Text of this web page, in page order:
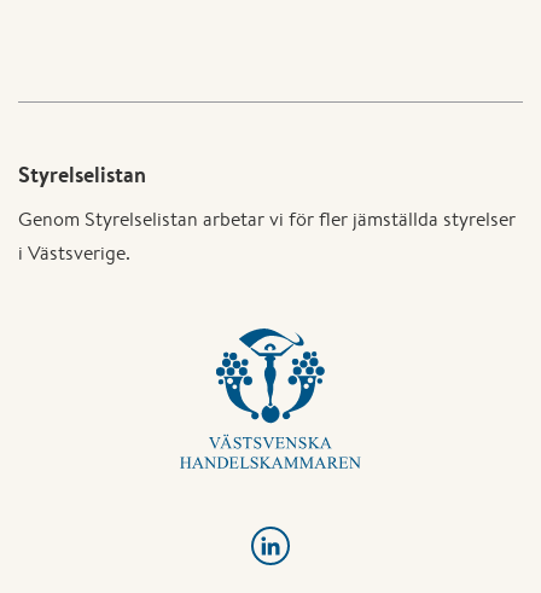
Styrelselistan
Genom Styrelselistan arbetar vi för fler jämställda styrelser
i Västsverige.